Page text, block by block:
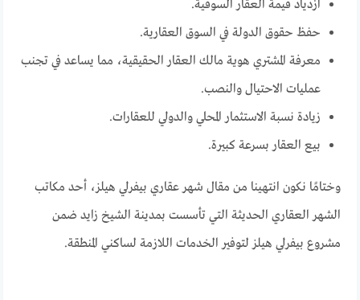
ازدياد قيمة العقار السوقية.
حفظ حقوق الدولة في السوق العقارية.
معرفة المشتري هوية مالك العقار الحقيقية، مما يساعد في تجنب
عمليات الاحتيال والنصب.
زيادة نسبة الاستثمار المحلي والدولي للعقارات.
بيع العقار بسرعة كبيرة.
وختامًا نكون انتهينا من مقال شهر عقاري بيفرلي هيلز، أحد مكاتب
الشهر العقاري الحديثة التي تأسست بمدينة الشيخ زايد ضمن
مشروع بيفرلي هيلز لتوفير الخدمات اللازمة لساكني المنطقة.